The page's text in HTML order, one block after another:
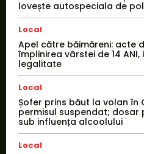
lovește autospeciala de
Local
Apel către băimăreni: acte
împlinirea vârstei de 14
legalitate
Local
Șofer prins băut la volan în
permisul suspendat;
sub influența alcoolului
Local